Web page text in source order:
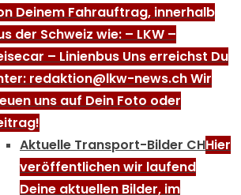
Deinem Fahrauftrag, innerhalb
der Schweiz wie: – LKW –
– Linienbus Uns erreichst Du
redaktion@lkw-news.ch Wir
uns auf Dein Foto oder
Aktuelle Transport-Bilder CHHier
veröffentlichen wir laufend
Deine aktuellen Bilder, im